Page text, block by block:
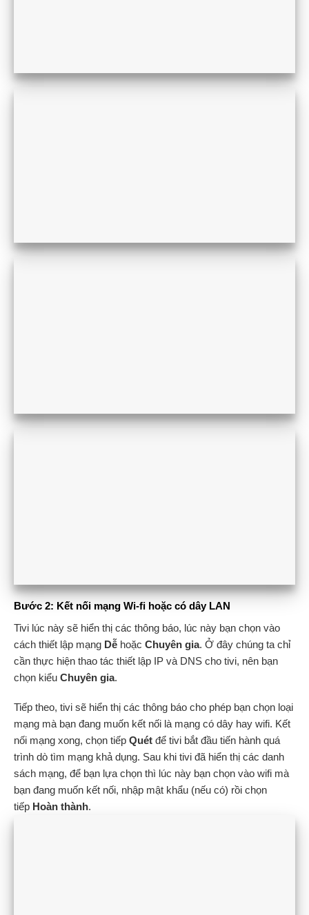
Bước 2: Kết nối mạng Wi-fi hoặc có dây LAN
Tivi lúc này sẽ hiển thị các thông báo, lúc này bạn chọn vào
cách thiết lập mạng Dễ hoặc Chuyên gia. Ở đây chúng ta chỉ
cần thực hiện thao tác thiết lập IP và DNS cho tivi, nên bạn
chọn kiểu Chuyên gia.
Tiếp theo, tivi sẽ hiển thị các thông báo cho phép bạn chọn loại
mạng mà bạn đang muốn kết nối là mạng có dây hay wifi. Kết
nối mạng xong, chọn tiếp Quét để tivi bắt đầu tiến hành quá
trình dò tìm mạng khả dụng. Sau khi tivi đã hiển thị các danh
sách mạng, để bạn lựa chọn thì lúc này bạn chọn vào wifi mà
bạn đang muốn kết nối, nhập mật khẩu (nếu có) rồi chọn
tiếp Hoàn thành.